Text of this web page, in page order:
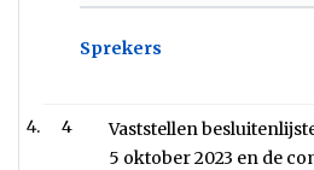
Sprekers
4
Vaststellen
5 oktober 2023 en de